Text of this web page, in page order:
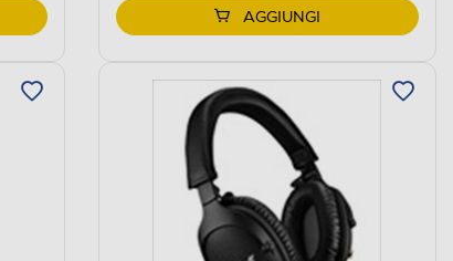
AGGIUNGI